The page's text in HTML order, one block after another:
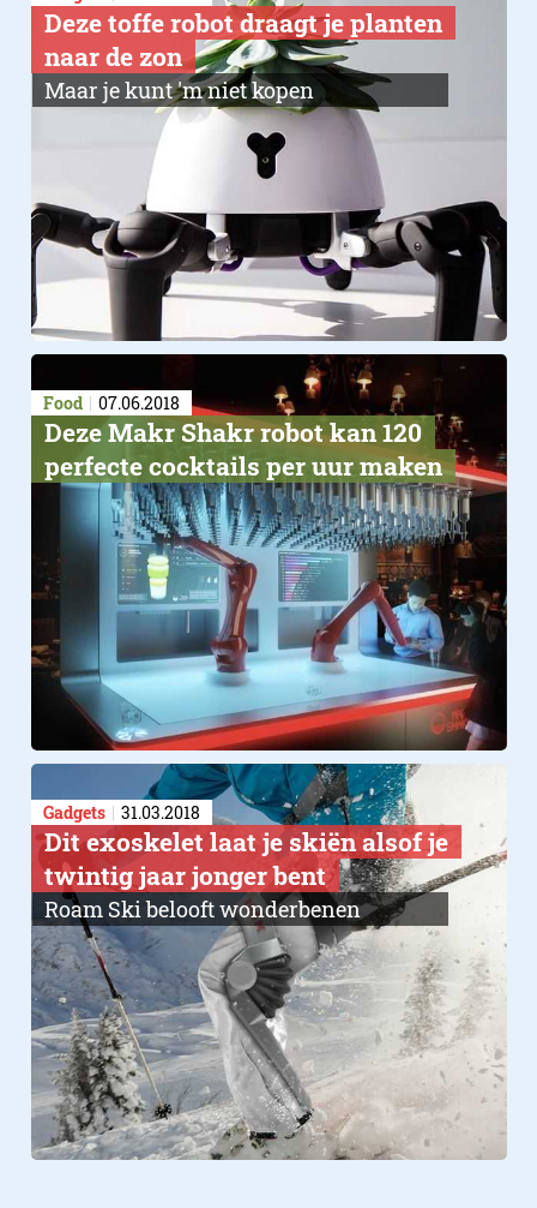
Deze toffe robot draagt je planten
naar de zon
Maar je kunt 'm niet kopen
Food 07.06.2018
Deze Makr Shakr robot kan 120
perfecte cocktails per uur maken
Gadgets 31.03.2018
Dit exoskelet laat je skiën alsof je
twintig jaar jonger bent
Roam Ski belooft wonderbenen